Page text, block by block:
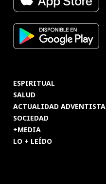
ESPIRITUAL
SALUD
ACTUALIDAD ADVENTISTA
SOCIEDAD
+MEDIA
LO + LEÍDO